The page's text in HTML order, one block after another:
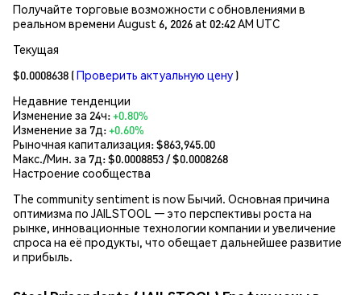
Получайте торговые возможности с обновлениями в
реальном времени August 6, 2026 at 02:42 AM UTC
Текущая
$0.0008638 (Проверить актуальную цену )
Недавние тенденции
Изменение за 24ч:+0.80%
Изменение за 7д:+0.60%
Рыночная капитализация:$863,945.00
Макс./Мин. за 7д: $0.0008853/ $0.0008268
Настроение сообщества
The community sentiment is now Бычий. Основная причина
оптимизма по JAILSTOOL — это перспективы роста на
рынке, инновационные технологии компании и увеличение
спроса на её продукты, что обещает дальнейшее развитие
и прибыль.